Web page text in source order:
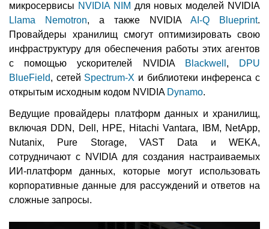
микросервисы NVIDIA NIM для новых моделей NVIDIA
Llama Nemotron, а также NVIDIA AI-Q Blueprint.
Провайдеры хранилищ смогут оптимизировать свою
инфраструктуру для обеспечения работы этих агентов
с помощью ускорителей NVIDIA
Blackwell ,
DPU
BlueField, сетей Spectrum-X и библиотеки инференса с
открытым исходным кодом NVIDIA Dynamo.
Ведущие провайдеры платформ данных и хранилищ,
включая DDN, Dell, HPE, Hitachi Vantara, IBM, NetApp,
Nutanix, Pure Storage, VAST Data и WEKA,
сотрудничают с NVIDIA для создания настраиваемых
ИИ-платформ данных, которые могут использовать
корпоративные данные для рассуждений и ответов на
сложные запросы.